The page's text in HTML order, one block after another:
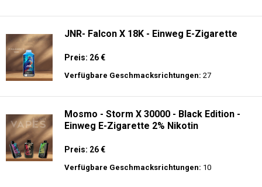
JNR- Falcon X 18K - Einweg E-Zigarette
Preis: 26 €
Verfügbare Geschmacksrichtungen: 27
Mosmo - Storm X 30000 - Black Edition -
Einweg E-Zigarette 2% Nikotin
Preis: 26 €
Verfügbare Geschmacksrichtungen: 10